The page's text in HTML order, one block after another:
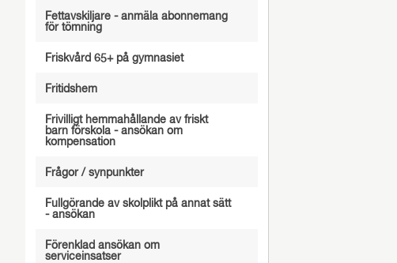
Fettavskiljare - anmäla abonnemang
för tömning
Friskvård 65+ på gymnasiet
Fritidshem
Frivilligt hemmahållande av friskt
barn förskola - ansökan om
kompensation
Frågor / synpunkter
Fullgörande av skolplikt på annat sätt
- ansökan
Förenklad ansökan om
serviceinsatser